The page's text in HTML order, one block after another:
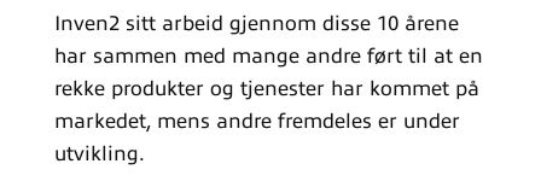
Inven2 sitt arbeid gjennom disse 10 årene
har sammen med mange andre ført til at en
rekke produkter og tjenester har kommet på
markedet, mens andre fremdeles er under
utvikling.